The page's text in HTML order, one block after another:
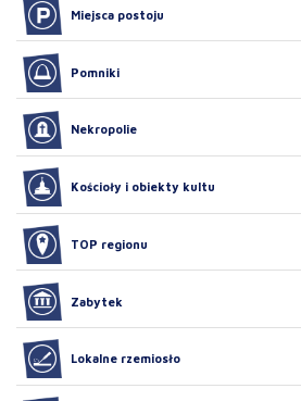
Miejsca postoju
Pomniki
Nekropolie
Kościoły i obiekty kultu
TOP regionu
Zabytek
Lokalne rzemiosło